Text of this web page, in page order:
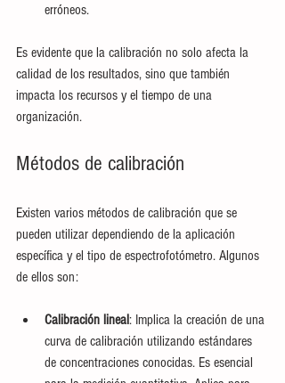
erróneos.
Es evidente que la calibración no solo afecta la
calidad de los resultados, sino que también
impacta los recursos y el tiempo de una
organización.
Métodos de calibración
Existen varios métodos de calibración que se
pueden utilizar dependiendo de la aplicación
específica y el tipo de espectrofotómetro. Algunos
de ellos son:
Calibración lineal: Implica la creación de una
curva de calibración utilizando estándares
de concentraciones conocidas. Es esencial